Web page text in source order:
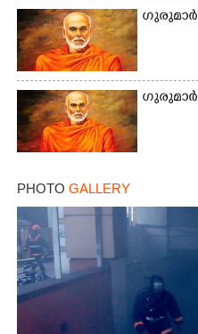
PHOTO GALLERY
Share